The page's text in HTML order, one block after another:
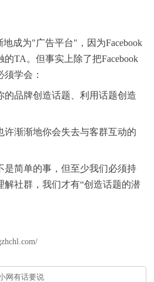
地成为"广告平台"，因为Facebook
TA。但事实上除了把Facebook
学会：
的品牌创造话题、利用话题创造
许渐渐地你会失去与客群互动的
是简单的事，但至少我们必须持
解社群，我们才有“创造话题的潜
网有话要说